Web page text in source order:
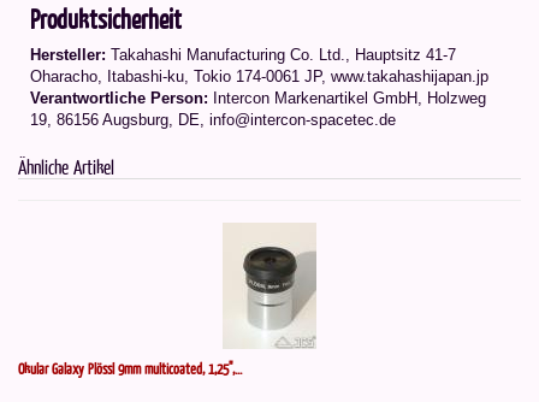
Produktsicherheit
Hersteller: Takahashi Manufacturing Co. Ltd., Hauptsitz 41-7
Oharacho, Itabashi-ku, Tokio 174-0061 JP, www.takahashijapan.jp
Verantwortliche Person: Intercon Markenartikel GmbH, Holzweg
19, 86156 Augsburg, DE, info@intercon-spacetec.de
Ähnliche Artikel
Okular Galaxy Plössl 9mm multicoated, 1,25",...